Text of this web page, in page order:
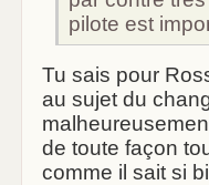
pilote est
Tu sais pour
au sujet du
de toute façon
comme il sait si